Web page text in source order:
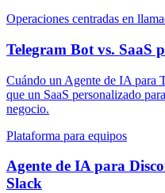
Operaciones centradas en
Telegram Bot vs. SaaS
Cuándo un Agente de IA para
que un SaaS personalizado
negocio.
Plataforma para equipos
Agente de IA para
Slack